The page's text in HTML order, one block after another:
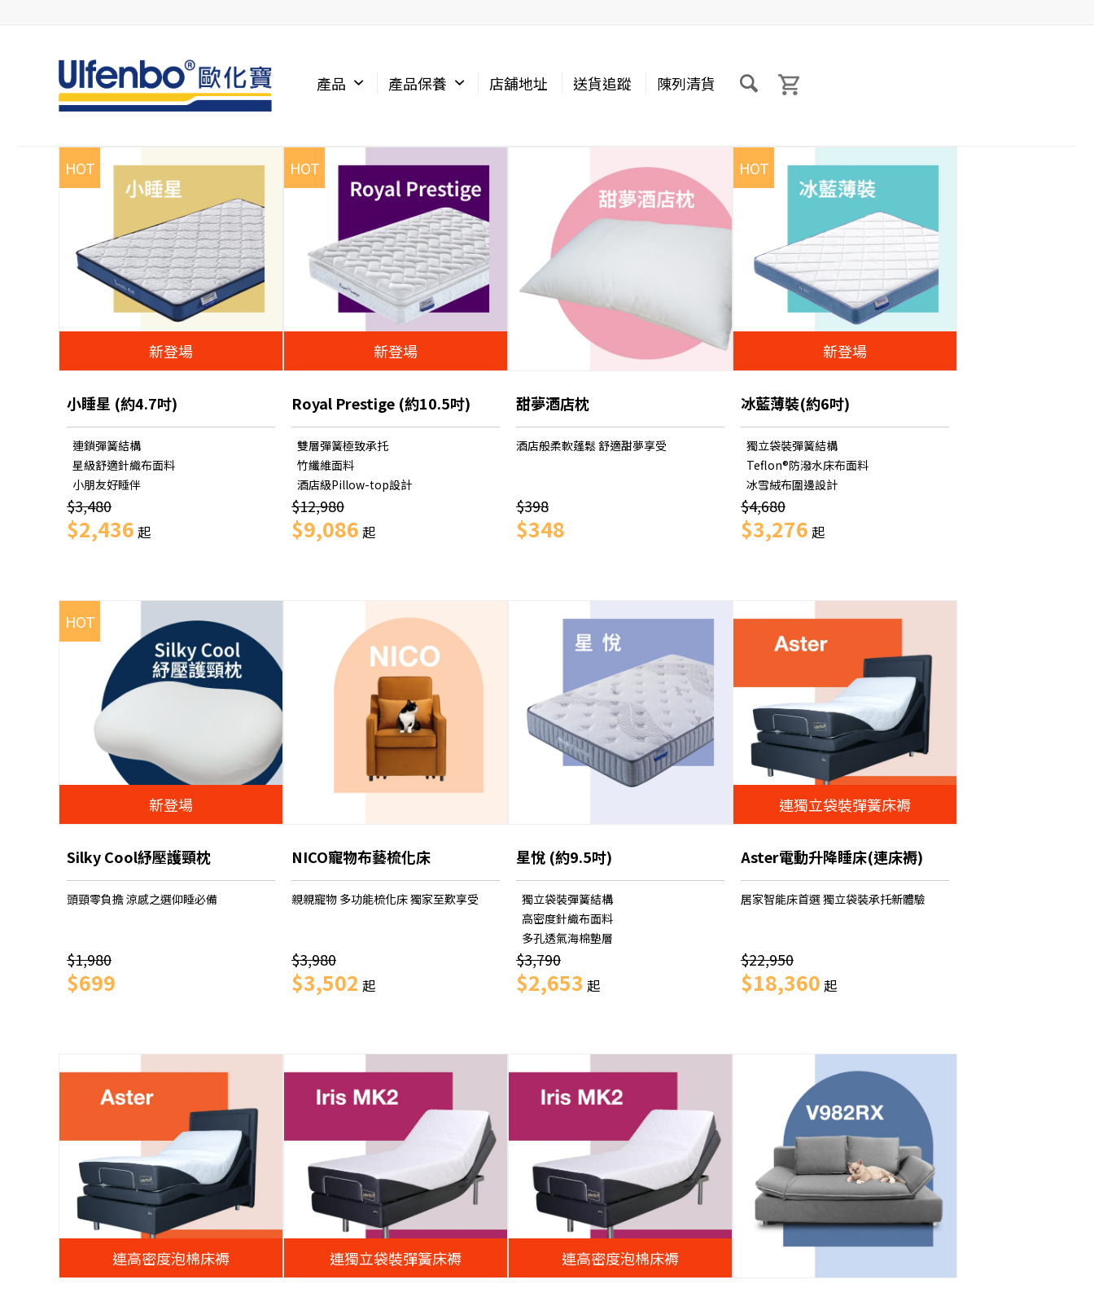
產品 產品保養 店舖地址 送貨追蹤 陳列清貨
HOT
新登場
小睡星 (約4.7吋)
連鎖彈簧結構
星級舒適針織布面料
小朋友好睡伴
$3,480
$2,436 起
HOT
新登場
Royal Prestige (約10.5吋)
雙層彈簧極致承托
竹纖維面料
酒店級Pillow-top設計
$12,980
$9,086 起
甜夢酒店枕
酒店般柔軟蓬鬆 舒適甜夢享受
$398
$348
HOT
新登場
冰藍薄裝(約6吋)
獨立袋裝彈簧結構
Teflon®防潑水床布面料
冰雪絨布圍邊設計
$4,680
$3,276 起
HOT
新登場
Silky Cool紓壓護頸枕
頭頸零負擔 涼感之選仰睡必備
$1,980
$699
NICO寵物布藝梳化床
親親寵物 多功能梳化床 獨家至歎享受
$3,980
$3,502 起
星悅 (約9.5吋)
獨立袋裝彈簧結構
高密度針織布面料
多孔透氣海棉墊層
$3,790
$2,653 起
連獨立袋裝彈簧床褥
Aster電動升降睡床(連床褥)
居家智能床首選 獨立袋裝承托新體驗
$22,950
$18,360 起
連高密度泡棉床褥 連獨立袋裝彈簧床褥 連高密度泡棉床褥